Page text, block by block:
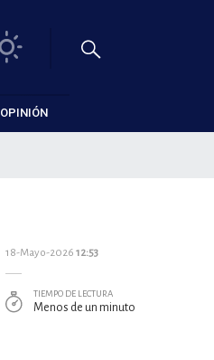
OPINIÓN
18-Mayo-2026 12:53
TIEMPO DE LECTURA
Menos de un minuto